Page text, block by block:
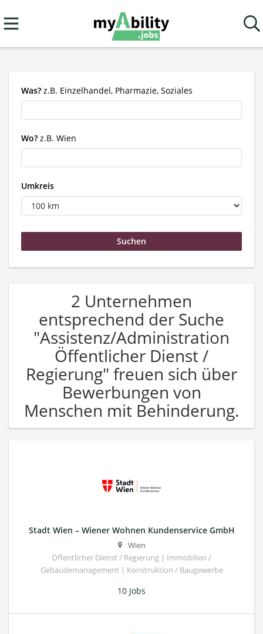
Was? z.B. Einzelhandel, Pharmazie, Soziales
Wo? z.B. Wien
Umkreis
2 Unternehmen
entsprechend der Suche
"Assistenz/Administration
Öffentlicher Dienst /
Regierung" freuen sich über
Bewerbungen von
Menschen mit Behinderung.
Stadt Wien – Wiener Wohnen Kundenservice GmbH
Wien
Öffentlicher Dienst / Regierung | Immobilien /
Gebäudemanagement | Konstruktion / Baugewerbe
10 Jobs